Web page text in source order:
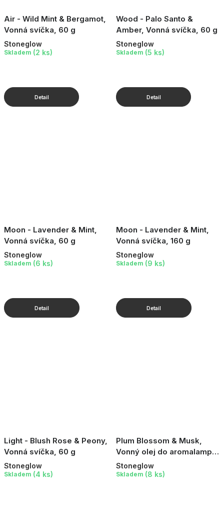
Air - Wild Mint & Bergamot,
Vonná svíčka, 60 g
Stoneglow
Skladem (2 ks)
Wood - Palo Santo &
Amber, Vonná svíčka, 60 g
Stoneglow
Skladem (5 ks)
Moon - Lavender & Mint,
Vonná svíčka, 60 g
Stoneglow
Skladem (6 ks)
Moon - Lavender & Mint,
Vonná svíčka, 160 g
Stoneglow
Skladem (9 ks)
Light - Blush Rose & Peony,
Vonná svíčka, 60 g
Stoneglow
Skladem (4 ks)
Plum Blossom & Musk,
Vonný olej do aromalampy,
15 ml
Stoneglow
Skladem (8 ks)